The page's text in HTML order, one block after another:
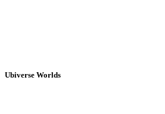
Ubiverse Worlds